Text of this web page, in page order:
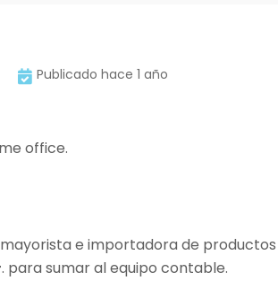
Publicado hace 1 año
office.
e importadora de
. para sumar al equipo contable.